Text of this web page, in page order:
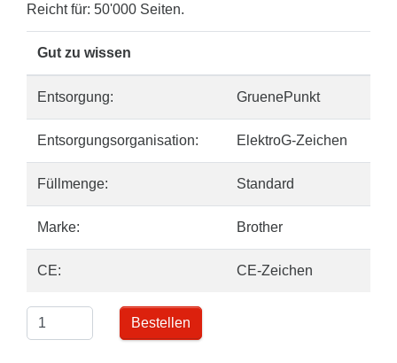
Reicht für: 50'000 Seiten.
Gut zu wissen
Entsorgung: GruenePunkt
Entsorgungsorganisation: ElektroG-Zeichen
Füllmenge: Standard
Marke: Brother
CE: CE-Zeichen
Bestellen